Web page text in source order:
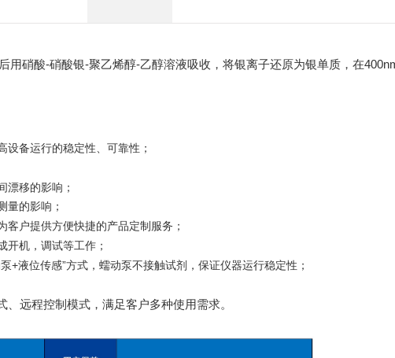
用硝酸-硝酸银-聚乙烯醇-乙醇溶液吸收，将银离子还原为银单质，在
备运行的稳定性、可靠性；
漂移的影响；
量的影响；
户提供方便快捷的产品定制服务；
开机，调试等工作；
+液位传感”方式，蠕动泵不接触试剂，保证仪器运行稳定性；
远程控制模式，满足客户多种使用需求。